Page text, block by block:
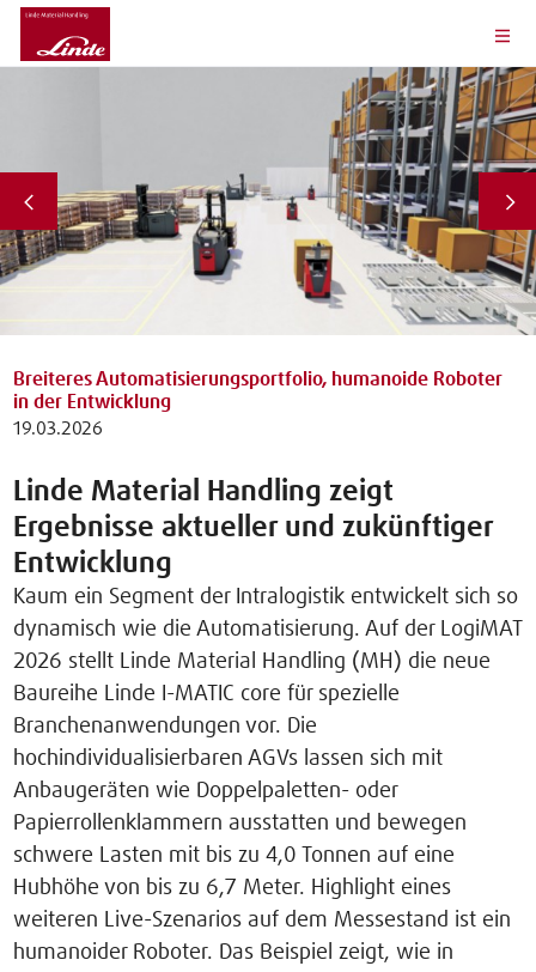
Breiteres Automatisierungsportfolio, humanoide Roboter
in der Entwicklung
19.03.2026
Linde Material Handling zeigt
Ergebnisse aktueller und zukünftiger
Entwicklung
Kaum ein Segment der Intralogistik entwickelt sich so
dynamisch wie die Automatisierung. Auf der LogiMAT
2026 stellt Linde Material Handling (MH) die neue
Baureihe Linde I-MATIC core für spezielle
Branchenanwendungen vor. Die
hochindividualisierbaren AGVs lassen sich mit
Anbaugeräten wie Doppelpaletten- oder
Papierrollenklammern ausstatten und bewegen
schwere Lasten mit bis zu 4,0 Tonnen auf eine
Hubhöhe von bis zu 6,7 Meter. Highlight eines
weiteren Live-Szenarios auf dem Messestand ist ein
humanoider Roboter. Das Beispiel zeigt, wie in